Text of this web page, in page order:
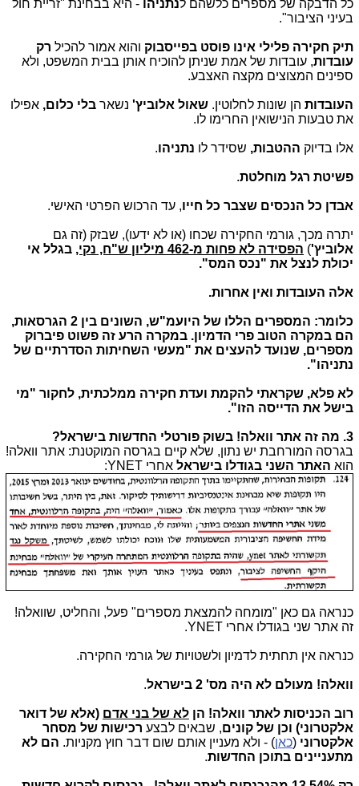
כל הדבקה של מספרים כלשהם לנתניהו - היא בבחינת "זריית חול
בעיני הציבור".
תיק חקירה פלילי אינו פוסט בפייסבוק והוא אמור להכיל רק
עובדות, עובדות של אמת שניתן להוכיח אותן בבית המשפט, ולא
ספינים המצוצים מקצה האצבע.
העובדות הן שונות לחלוטין. שאול אלוביץ' נשאר בלי כלום, אפילו
את טבעות הנישואין החרימו לו.
אלו בדיוק ההטבות, שסידר לו נתניהו.
פשיטת רגל מוחלטת.
אבדן כל הנכסים שצבר כל חייו, עד הרכוש הפרטי האישי.
יתרה מכך, גורמי החקירה שכחו (או לא ידעו), שבזק (זה גם
אלוביץ') הפסידה לא פחות מ-462 מיליון ש"ח, נקי,
בגלל אי
יכולת לנצל את "נכס המס".
אלה העובדות ואין אחרות.
כלומר: המספרים הללו של היועמ"ש, השונים בין 2 הגרסאות,
הם במקרה הטוב פרי הדמיון. במקרה הרע זה פשוט פיברוק
מספרים, שנועד להעצים את "מעשי השחיתות הסדרתיים של
נתניהו".
לא פלא, שקראתי להקמת ועדת חקירה ממלכתית, לחקור "מי
בישל את הדייסה הזו".
3. מה זה אתר וואלה! בשוק פורטלי החדשות בישראל?
בגרסה המורחבת יש נתון, שלא קיים בגרסה המוקטנת: אתר וואלה!
הוא האתר השני בגודלו בישראל אחרי YNET:
כנראה גם כאן "מומחה להמצאת מספרים" פעל, והחליט, שוואלה!
זה אתר שני בגודלו אחרי YNET.
כנראה אין תחתית לדמיון ולשטויות של גורמי החקירה.
וואלה! מעולם לא היה מס' 2 בישראל .
רוב הכניסות לאתר וואלה! הן לא של בני אדם (אלא של דואר
אלקטרוני) וכן של קונים, שבאים לבצע רכישות של מסחר
אלקטרוני (כאן) - ולא מעניין אותם שום דבר חוץ מקניות. הם לא
מתעניינים בתוכן החדשות.